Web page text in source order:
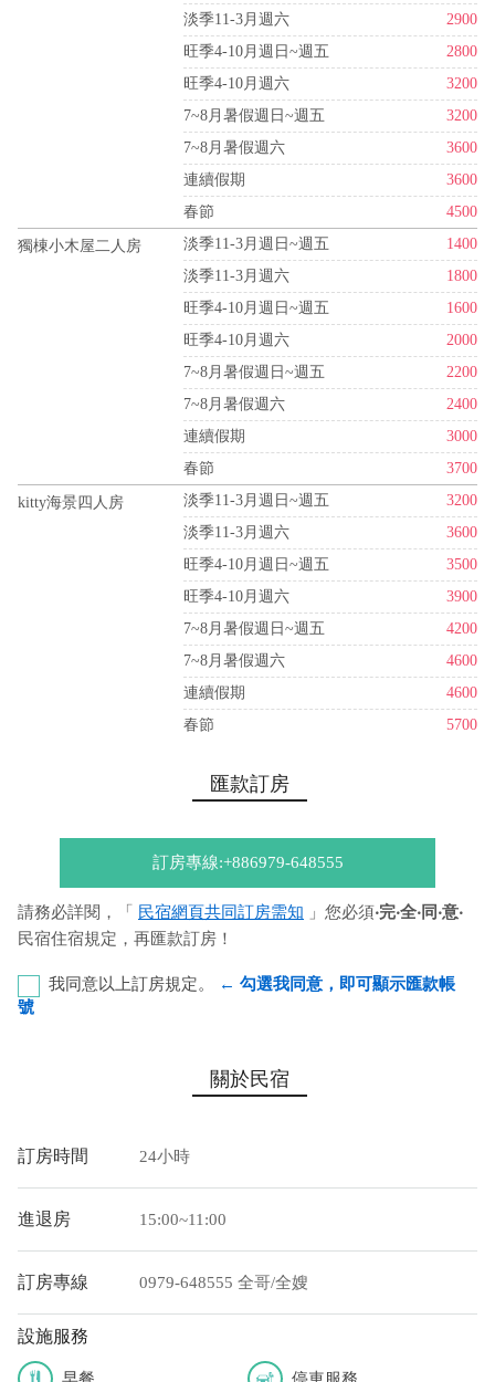
淡季11-3月週六
2900
旺季4-10月週日~週五
2800
旺季4-10月週六
3200
7~8月暑假週日~週五
3200
7~8月暑假週六
3600
連續假期
3600
春節
4500
獨棟小木屋二人房 淡季11-3月週日~週五
1400
淡季11-3月週六
1800
旺季4-10月週日~週五
1600
旺季4-10月週六
2000
7~8月暑假週日~週五
2200
7~8月暑假週六
2400
連續假期
3000
春節
3700
kitty海景四人房 淡季11-3月週日~週五
3200
淡季11-3月週六
3600
旺季4-10月週日~週五
3500
旺季4-10月週六
3900
7~8月暑假週日~週五
4200
7~8月暑假週六
4600
連續假期
4600
春節
5700
匯款訂房
訂房專線:+886979-648555
請務必詳閱，「 民宿網頁共同訂房需知 」您必須‧完‧全‧同‧意‧
民宿住宿規定，再匯款訂房！
我同意以上訂房規定。
← 勾選我同意，即可顯示匯款帳
號
合作金庫銀行-枋寮分行 代號：006 帳號：5838-76-
5228516 戶名：廖文全
您也可以利用這幾個常用的網路ATM匯款： [
宿有提供該銀行匯款帳號喔。) 匯入任何款項後，請記得與業者
連絡喔！
關於民宿
訂房時間 24小時
進退房 15:00~11:00
訂房專線 0979-648555 全哥/全嫂
設施服務
早餐 停車服務